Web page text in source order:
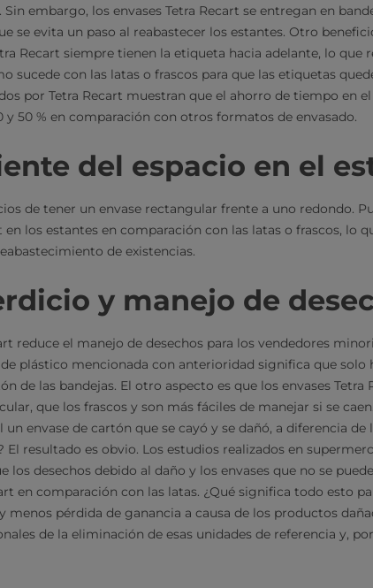
embargo, los envases Tetra Recart se entregan en
se evita un paso al reabastecer los estantes. Otro
Recart siempre tienen la etiqueta hacia adelante, lo que
sucede con las latas o frascos para que las etiquetas
por Tetra Recart muestran que el ahorro de tiempo en
y 50 % en comparación con otros formatos de envasado.
del espacio en el
de tener un envase rectangular frente a uno redondo.
en los estantes en comparación con las latas o frascos, lo
de existencias.
y manejo de
reduce el manejo de desechos para los vendedores
plástico mencionada con anterioridad significa que solo
de las bandejas. El otro aspecto es que los envases Tetra
que los frascos y son más fáciles de manejar si se
envase de cartón que se cayó y se dañó, a diferencia de
El resultado es obvio. Los estudios realizados en
los desechos debido al daño y los envases que no se
en comparación con las latas. ¿Qué significa todo esto
pérdida de ganancia a causa de los productos
de la eliminación de esas unidades de referencia y,